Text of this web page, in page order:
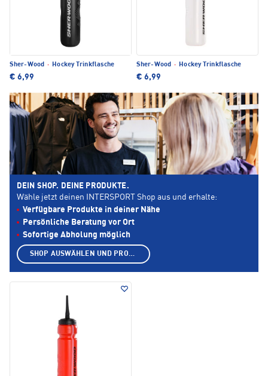
Sher-Wood · Hockey Trinkflasche
€ 6,99
Sher-Wood · Hockey Trinkflasche
€ 6,99
DEIN SHOP. DEINE PRODUKTE.
Wähle jetzt deinen INTERSPORT Shop aus und erhalte:
Verfügbare Produkte in deiner Nähe
Persönliche Beratung vor Ort
Sofortige Abholung möglich
SHOP AUSWÄHLEN UND PRODUKTE ANZEIGEN